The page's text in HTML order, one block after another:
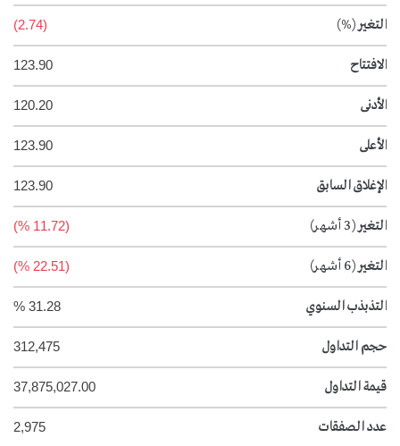
التغير(%)
(2.74)
الافتتاح 123.90
الأدنى 120.20
الأعلى 123.90
الإغلاق السابق 123.90
التغير(3 أشهر) (11.72 %)
التغير(6 أشهر) (22.51 %)
التذبذب السنوي 31.28 %
حجم التداول 312,475
قيمة التداول 37,875,027.00
عدد الصفقات 2,975